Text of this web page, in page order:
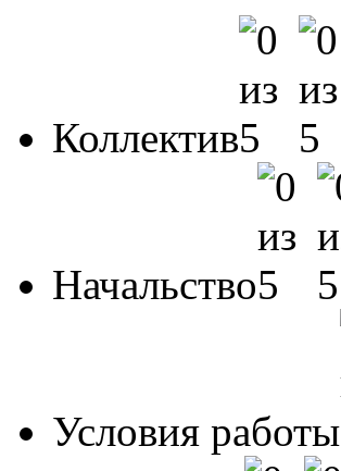
Коллектив
Начальство
Условия работы